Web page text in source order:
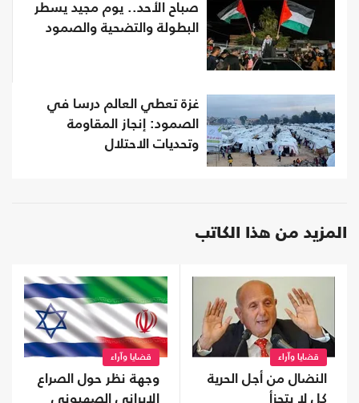
صباح الأحد.. يوم مجيد يسطر
البطولة والتضحية والصمود
غزة تعطي العالم درسا في
الصمود: إنجاز المقاومة
وتحديات الاحتلال
المزيد من هذا الكاتب
قضايا وآراء
النضال من أجل الحرية
كل لا يتجزأ
قضايا وآراء
وجهة نظر حول الصراع
الإيراني الصهيوني